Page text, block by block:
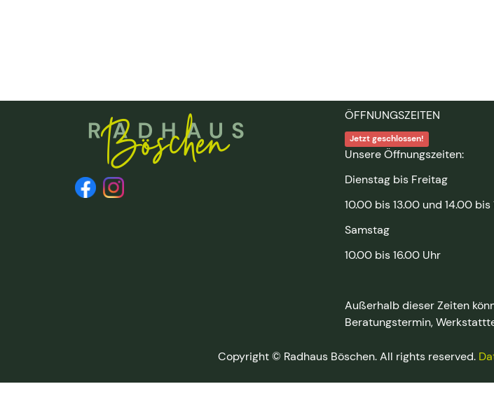
ÖFFNUNGSZEITEN
Jetzt geschlossen!
Unsere Öffnungszeiten:
Dienstag bis Freitag
10.00 bis 13.00 und 14.00 bis
Samstag
10.00 bis 16.00 Uhr
Außerhalb dieser Zeiten
Beratungstermin,
Copyright © Radhaus Böschen. All rights reserved.